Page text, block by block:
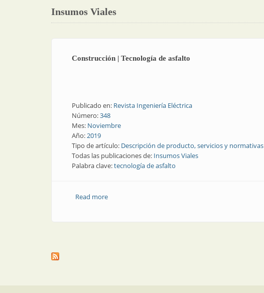
Insumos Viales
Construcción | Tecnología de asfalto
Publicado en: Revista Ingeniería Eléctrica
Número:348
Mes: Noviembre
Año:2019
Tipo de artículo: Descripción de producto, servicios y normativas
Todas las publicaciones de: Insumos Viales
Palabra clave:tecnología de asfalto
Read moreabout Construcción | Tecnología de asfalto